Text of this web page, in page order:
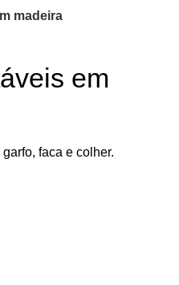
madeira
em
faca e colher.